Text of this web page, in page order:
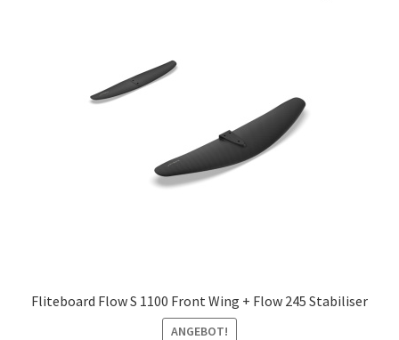
Fliteboard Flow S 1100 Front Wing + Flow 245 Stabiliser
ANGEBOT!